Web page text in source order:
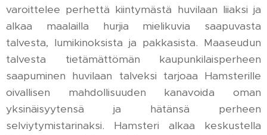
varoittelee perhettä kiintymästä huvilaan liiaksi ja
alkaa maalailla hurjia mielikuvia saapuvasta
talvesta, lumikinoksista ja pakkasista. Maaseudun
talvesta tietämättömän kaupunkilaisperheen
saapuminen huvilaan talveksi tarjoaa Hamsterille
oivallisen mahdollisuuden kanavoida oman
yksinäisyytensä ja hätänsä perheen
selviytymistarinaksi. Hamsteri alkaa keskustella